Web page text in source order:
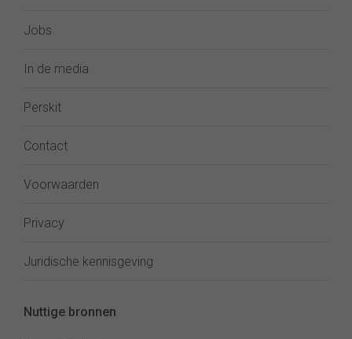
Jobs
In de media
Perskit
Contact
Voorwaarden
Privacy
Juridische kennisgeving
Nuttige bronnen